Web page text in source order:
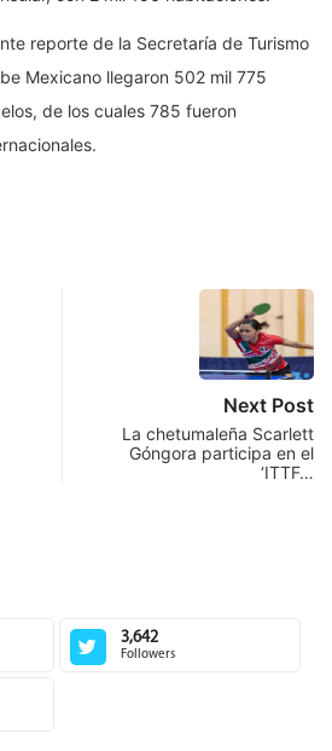
reporte de la Secretaría de Turismo
Mexicano llegaron 502 mil 775
de los cuales 785 fueron
Next Post
La chetumaleña Scarlett
Góngora participa en el
‘ITTF…
3,642
Followers